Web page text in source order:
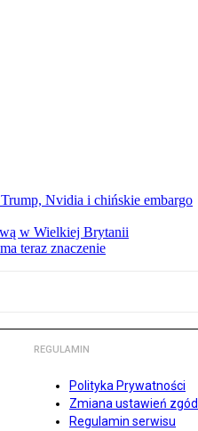
Nvidia i chińskie embargo
w Wielkiej Brytanii
teraz znaczenie
REGULAMIN
Polityka Prywatności
Zmiana ustawień zgód
Regulamin serwisu